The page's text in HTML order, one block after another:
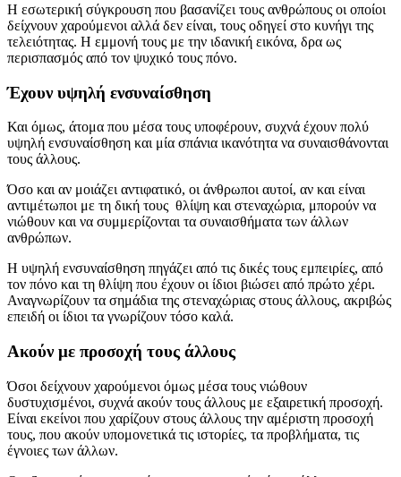
Η εσωτερική σύγκρουση που βασανίζει τους ανθρώπους οι οποίοι
δείχνουν χαρούμενοι αλλά δεν είναι, τους οδηγεί στο κυνήγι της
τελειότητας. Η εμμονή τους με την ιδανική εικόνα, δρα ως
περισπασμός από τον ψυχικό τους πόνο.
Έχουν υψηλή ενσυναίσθηση
Και όμως, άτομα που μέσα τους υποφέρουν, συχνά έχουν πολύ
υψηλή ενσυναίσθηση και μία σπάνια ικανότητα να συναισθάνονται
τους άλλους.
Όσο και αν μοιάζει αντιφατικό, οι άνθρωποι αυτοί, αν και είναι
αντιμέτωποι με τη δική τους θλίψη και στεναχώρια, μπορούν να
νιώθουν και να συμμερίζονται τα συναισθήματα των άλλων
ανθρώπων.
Η υψηλή ενσυναίσθηση πηγάζει από τις δικές τους εμπειρίες, από
τον πόνο και τη θλίψη που έχουν οι ίδιοι βιώσει από πρώτο χέρι.
Αναγνωρίζουν τα σημάδια της στεναχώριας στους άλλους, ακριβώς
επειδή οι ίδιοι τα γνωρίζουν τόσο καλά.
Ακούν με προσοχή τους άλλους
Όσοι δείχνουν χαρούμενοι όμως μέσα τους νιώθουν
δυστυχισμένοι, συχνά ακούν τους άλλους με εξαιρετική προσοχή.
Είναι εκείνοι που χαρίζουν στους άλλους την αμέριστη προσοχή
τους, που ακούν υπομονετικά τις ιστορίες, τα προβλήματα, τις
έγνοιες των άλλων.